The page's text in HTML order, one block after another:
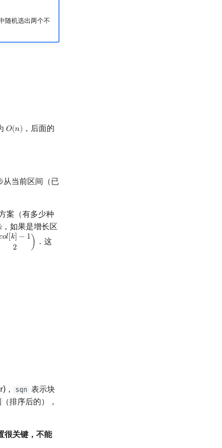
随机选出两个不
𝑂(𝑛)
O(n) ，后面的
从当前区间（已
案（有多少种
，如果是增长区
𝑜𝑙[𝑘] − 1
2
)
]−1
．这
， sqn 表示块
排序后的），
很关键，不能